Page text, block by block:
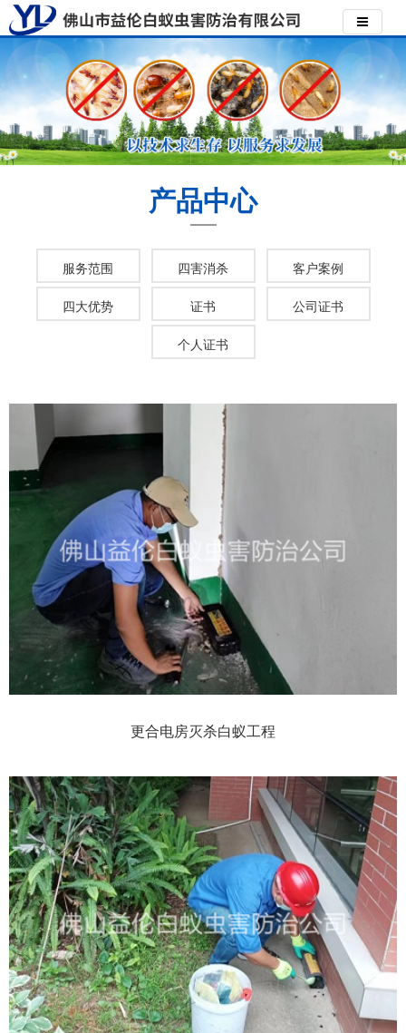
产品中心
服务范围 四害消杀 客户案例
四大优势 证书 公司证书
个人证书
更合电房灭杀白蚁工程